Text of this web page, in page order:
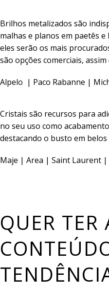
Brilhos metalizados são
malhas e planos em paetês
eles serão os mais
são opções comerciais,
Alpelo | Paco Rabanne |
Cristais são recursos para
no seu uso como
destacando o busto em
Maje | Area | Saint Laurent |
QUER TER